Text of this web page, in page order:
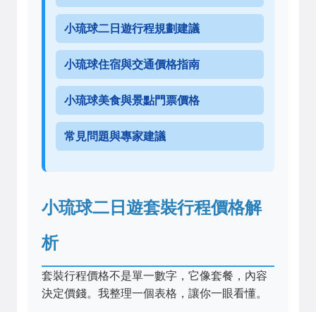
小琉球二日遊行程規劃建議
小琉球住宿與交通價格指南
小琉球美食與景點門票價格
常見問題與專家建議
小琉球二日遊套裝行程價格解
析
套裝行程價格不是單一數字，它像套餐，內容
決定價錢。我整理一個表格，讓你一眼看懂。